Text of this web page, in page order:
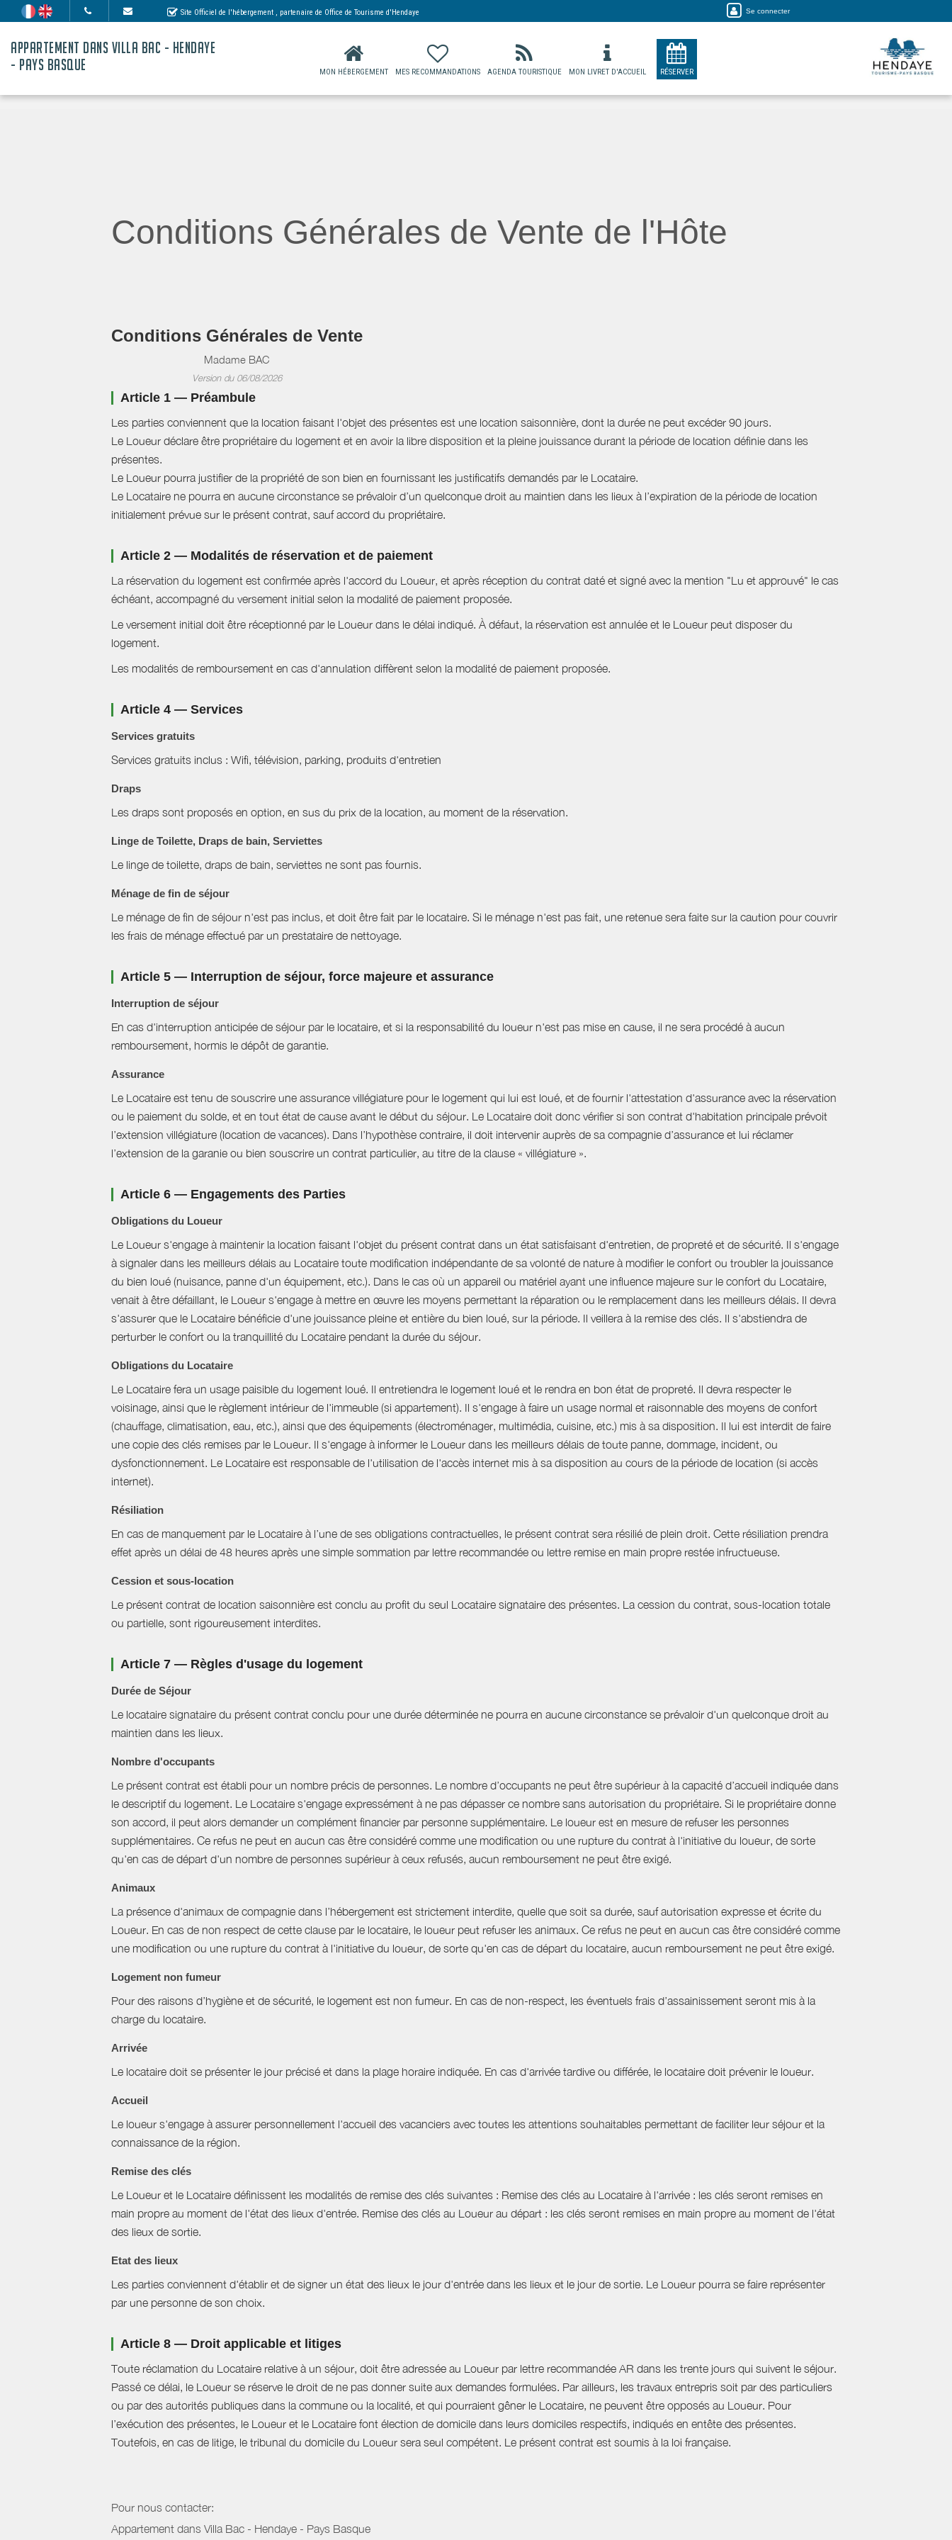
Site Officiel de l'hébergement , partenaire de Office de Tourisme d'Hendaye Se connecter
APPARTEMENT DANS VILLA BAC - HENDAYE
- PAYS BASQUE
MON HÉBERGEMENT MES RECOMMANDATIONS AGENDA TOURISTIQUE MON LIVRET D'ACCUEIL RÉSERVER
Conditions Générales de Vente de l'Hôte
Conditions Générales de Vente
Madame BAC
Version du 06/08/2026
Article 1 — Préambule
Les parties conviennent que la location faisant l'objet des présentes est une location saisonnière, dont la durée ne peut excéder 90 jours.
Le Loueur déclare être propriétaire du logement et en avoir la libre disposition et la pleine jouissance durant la période de location définie dans les
présentes.
Le Loueur pourra justifier de la propriété de son bien en fournissant les justificatifs demandés par le Locataire.
Le Locataire ne pourra en aucune circonstance se prévaloir d’un quelconque droit au maintien dans les lieux à l’expiration de la période de location
initialement prévue sur le présent contrat, sauf accord du propriétaire.
Article 2 — Modalités de réservation et de paiement
La réservation du logement est confirmée après l'accord du Loueur, et après réception du contrat daté et signé avec la mention "Lu et approuvé" le cas
échéant, accompagné du versement initial selon la modalité de paiement proposée.
Le versement initial doit être réceptionné par le Loueur dans le délai indiqué. À défaut, la réservation est annulée et le Loueur peut disposer du
logement.
Les modalités de remboursement en cas d'annulation diffèrent selon la modalité de paiement proposée.
Article 4 — Services
Services gratuits
Services gratuits inclus : Wifi, télévision, parking, produits d'entretien
Draps
Les draps sont proposés en option, en sus du prix de la location, au moment de la réservation.
Linge de Toilette, Draps de bain, Serviettes
Le linge de toilette, draps de bain, serviettes ne sont pas fournis.
Ménage de fin de séjour
Le ménage de fin de séjour n'est pas inclus, et doit être fait par le locataire. Si le ménage n'est pas fait, une retenue sera faite sur la caution pour couvrir
les frais de ménage effectué par un prestataire de nettoyage.
Article 5 — Interruption de séjour, force majeure et assurance
Interruption de séjour
En cas d'interruption anticipée de séjour par le locataire, et si la responsabilité du loueur n'est pas mise en cause, il ne sera procédé à aucun
remboursement, hormis le dépôt de garantie.
Assurance
Le Locataire est tenu de souscrire une assurance villégiature pour le logement qui lui est loué, et de fournir l'attestation d'assurance avec la réservation
ou le paiement du solde, et en tout état de cause avant le début du séjour. Le Locataire doit donc vérifier si son contrat d'habitation principale prévoit
l’extension villégiature (location de vacances). Dans l’hypothèse contraire, il doit intervenir auprès de sa compagnie d’assurance et lui réclamer
l’extension de la garanie ou bien souscrire un contrat particulier, au titre de la clause « villégiature ».
Article 6 — Engagements des Parties
Obligations du Loueur
Le Loueur s'engage à maintenir la location faisant l'objet du présent contrat dans un état satisfaisant d'entretien, de propreté et de sécurité. Il s'engage
à signaler dans les meilleurs délais au Locataire toute modification indépendante de sa volonté de nature à modifier le confort ou troubler la jouissance
du bien loué (nuisance, panne d'un équipement, etc.). Dans le cas où un appareil ou matériel ayant une influence majeure sur le confort du Locataire,
venait à être défaillant, le Loueur s'engage à mettre en œuvre les moyens permettant la réparation ou le remplacement dans les meilleurs délais. Il devra
s'assurer que le Locataire bénéficie d'une jouissance pleine et entière du bien loué, sur la période. Il veillera à la remise des clés. Il s'abstiendra de
perturber le confort ou la tranquillité du Locataire pendant la durée du séjour.
Obligations du Locataire
Le Locataire fera un usage paisible du logement loué. Il entretiendra le logement loué et le rendra en bon état de propreté. Il devra respecter le
voisinage, ainsi que le règlement intérieur de l'immeuble (si appartement). Il s'engage à faire un usage normal et raisonnable des moyens de confort
(chauffage, climatisation, eau, etc.), ainsi que des équipements (électroménager, multimédia, cuisine, etc.) mis à sa disposition. Il lui est interdit de faire
une copie des clés remises par le Loueur. Il s'engage à informer le Loueur dans les meilleurs délais de toute panne, dommage, incident, ou
dysfonctionnement. Le Locataire est responsable de l'utilisation de l'accès internet mis à sa disposition au cours de la période de location (si accès
internet).
Résiliation
En cas de manquement par le Locataire à l’une de ses obligations contractuelles, le présent contrat sera résilié de plein droit. Cette résiliation prendra
effet après un délai de 48 heures après une simple sommation par lettre recommandée ou lettre remise en main propre restée infructueuse.
Cession et sous-location
Le présent contrat de location saisonnière est conclu au profit du seul Locataire signataire des présentes. La cession du contrat, sous-location totale
ou partielle, sont rigoureusement interdites.
Article 7 — Règles d'usage du logement
Durée de Séjour
Le locataire signataire du présent contrat conclu pour une durée déterminée ne pourra en aucune circonstance se prévaloir d'un quelconque droit au
maintien dans les lieux.
Nombre d'occupants
Le présent contrat est établi pour un nombre précis de personnes. Le nombre d’occupants ne peut être supérieur à la capacité d’accueil indiquée dans
le descriptif du logement. Le Locataire s'engage expressément à ne pas dépasser ce nombre sans autorisation du propriétaire. Si le propriétaire donne
son accord, il peut alors demander un complément financier par personne supplémentaire. Le loueur est en mesure de refuser les personnes
supplémentaires. Ce refus ne peut en aucun cas être considéré comme une modification ou une rupture du contrat à l'initiative du loueur, de sorte
qu'en cas de départ d'un nombre de personnes supérieur à ceux refusés, aucun remboursement ne peut être exigé.
Animaux
La présence d'animaux de compagnie dans l’hébergement est strictement interdite, quelle que soit sa durée, sauf autorisation expresse et écrite du
Loueur. En cas de non respect de cette clause par le locataire, le loueur peut refuser les animaux. Ce refus ne peut en aucun cas être considéré comme
une modification ou une rupture du contrat à l'initiative du loueur, de sorte qu'en cas de départ du locataire, aucun remboursement ne peut être exigé.
Logement non fumeur
Pour des raisons d’hygiène et de sécurité, le logement est non fumeur. En cas de non-respect, les éventuels frais d’assainissement seront mis à la
charge du locataire.
Arrivée
Le locataire doit se présenter le jour précisé et dans la plage horaire indiquée. En cas d'arrivée tardive ou différée, le locataire doit prévenir le loueur.
Accueil
Le loueur s'engage à assurer personnellement l'accueil des vacanciers avec toutes les attentions souhaitables permettant de faciliter leur séjour et la
connaissance de la région.
Remise des clés
Le Loueur et le Locataire définissent les modalités de remise des clés suivantes : Remise des clés au Locataire à l'arrivée : les clés seront remises en
main propre au moment de l'état des lieux d'entrée. Remise des clés au Loueur au départ : les clés seront remises en main propre au moment de l'état
des lieux de sortie.
Etat des lieux
Les parties conviennent d'établir et de signer un état des lieux le jour d'entrée dans les lieux et le jour de sortie. Le Loueur pourra se faire représenter
par une personne de son choix.
Article 8 — Droit applicable et litiges
Toute réclamation du Locataire relative à un séjour, doit être adressée au Loueur par lettre recommandée AR dans les trente jours qui suivent le séjour.
Passé ce délai, le Loueur se réserve le droit de ne pas donner suite aux demandes formulées. Par ailleurs, les travaux entrepris soit par des particuliers
ou par des autorités publiques dans la commune ou la localité, et qui pourraient gêner le Locataire, ne peuvent être opposés au Loueur. Pour
l’exécution des présentes, le Loueur et le Locataire font élection de domicile dans leurs domiciles respectifs, indiqués en entête des présentes.
Toutefois, en cas de litige, le tribunal du domicile du Loueur sera seul compétent. Le présent contrat est soumis à la loi française.
Pour nous contacter:
Appartement dans Villa Bac - Hendaye - Pays Basque